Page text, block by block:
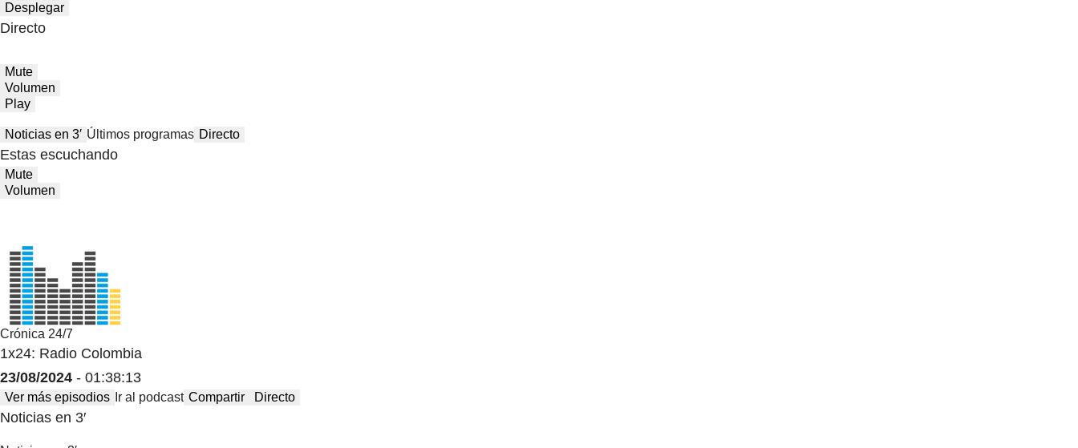
Desplegar
Directo
Mute
Volumen
Play
Noticias en 3′ Últimos programas Directo
Estas escuchando
Mute
Volumen
Crónica 24/7
1x24: Radio Colombia
23/08/2024 - 01:38:13
Ver más episodios Ir al podcast Compartir Directo
Noticias en 3′